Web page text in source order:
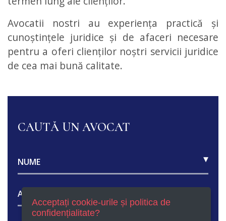
Avocatii nostri au experiența practică și
cunoștințele juridice și de afaceri necesare
pentru a oferi clienților noștri servicii juridice
de cea mai bună calitate.
CAUTĂ UN AVOCAT
Acceptați cookie-urile și politica de
confidențialitate?